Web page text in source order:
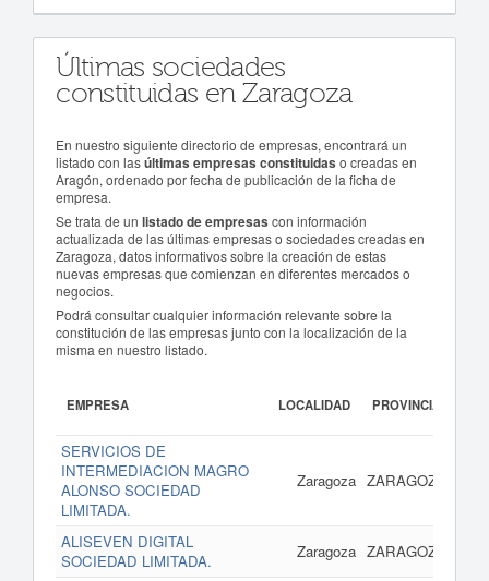
Últimas sociedades
constituidas en Zaragoza
En nuestro siguiente directorio de empresas, encontrará un
listado con lasúltimas empresas constituidaso creadas en
Aragón, ordenado por fecha de publicación de la ficha de
empresa.
Se trata de unlistado de empresas con información
actualizada de las últimas empresas o sociedades creadas en
Zaragoza, datos informativos sobre la creación de estas
nuevas empresas que comienzan en diferentes mercados o
negocios.
Podrá consultar cualquier información relevante sobre la
constitución de las empresas junto con la localización de la
misma en nuestro listado.
EMPRESA LOCALIDAD PROVINCIA
SERVICIOS DE
INTERMEDIACION MAGRO
ALONSO SOCIEDAD
LIMITADA.
Zaragoza ZARAGOZA
ALISEVEN DIGITAL
SOCIEDAD LIMITADA.
Zaragoza ZARAGOZA